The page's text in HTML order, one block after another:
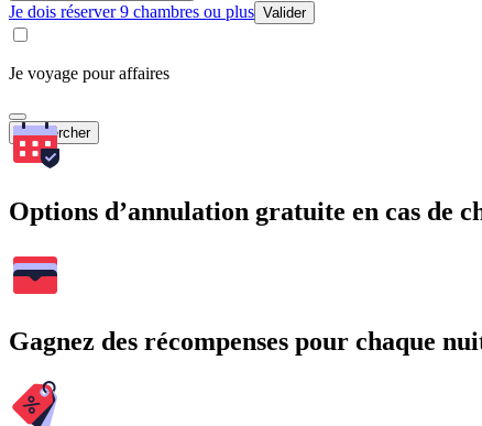
Je dois réserver 9 chambres ou plus Valider
Je voyage pour affaires
Rechercher
Options d’annulation gratuite en cas de
Gagnez des récompenses pour chaque